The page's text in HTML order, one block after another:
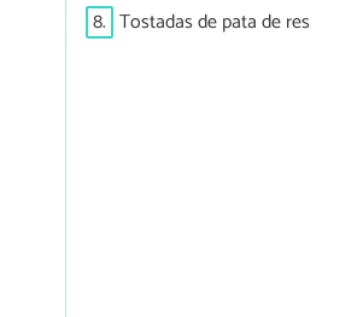
8. Tostadas de pata de res